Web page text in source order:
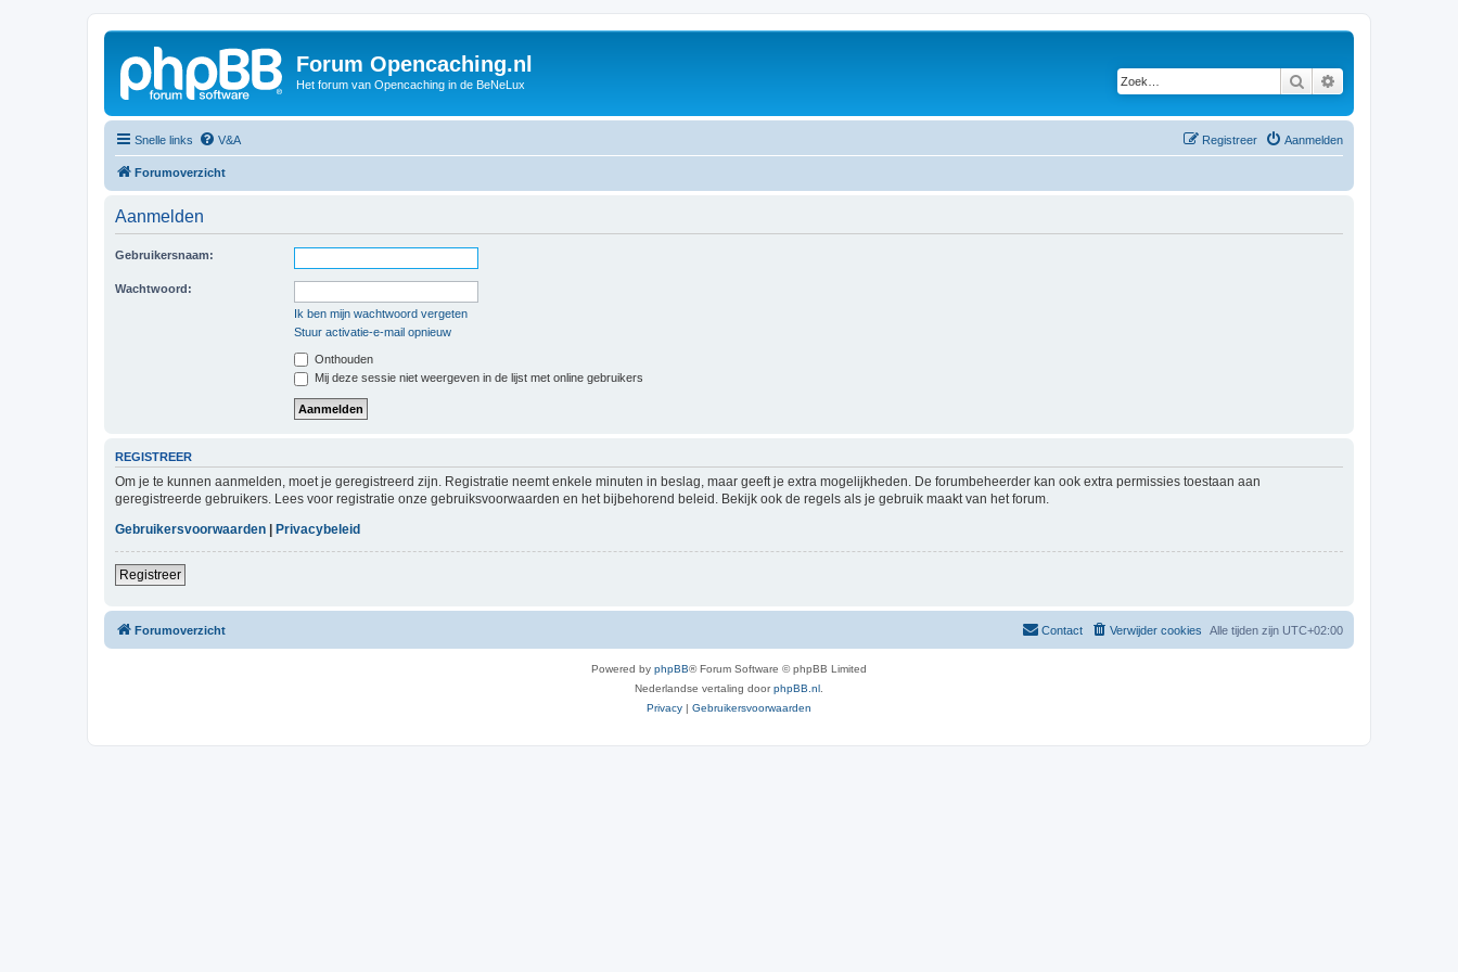
Forum Opencaching.nl
Het forum van Opencaching in de BeNeLux Zoek
Snelle links V&A Aanmelden
Registreer
Forumoverzicht
Aanmelden
Gebruikersnaam:
Wachtwoord:
Ik ben mijn wachtwoord vergeten
Stuur activatie-e-mail opnieuw
Onthouden
Mij deze sessie niet weergeven in de lijst met online gebruikers
REGISTREER
Om je te kunnen aanmelden, moet je geregistreerd zijn. Registratie neemt enkele minuten in beslag, maar geeft je extra mogelijkheden. De forumbeheerder kan ook extra permissies toestaan aan
geregistreerde gebruikers. Lees voor registratie onze gebruiksvoorwaarden en het bijbehorend beleid. Bekijk ook de regels als je gebruik maakt van het forum.
Gebruikersvoorwaarden
Privacybeleid
Registreer
Forumoverzicht Alle tijden zijn UTC+02:00
Verwijder cookies
Contact
Powered by phpBB® Forum Software © phpBB Limited
Nederlandse vertaling doorphpBB.nl.
Privacy | Gebruikersvoorwaarden